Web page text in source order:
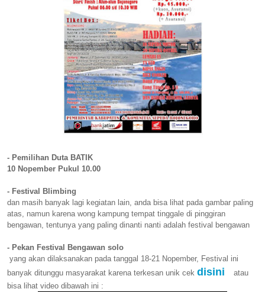
- Pemilihan Duta BATIK
10 Nopember Pukul 10.00
- Festival Blimbing
dan masih banyak lagi kegiatan lain, anda bisa lihat pada gambar paling
atas, namun karena wong kampung tempat tinggale di pinggiran
bengawan, tentunya yang paling dinanti nanti adalah festival bengawan
- Pekan Festival Bengawan solo
yang akan dilaksanakan pada tanggal 18-21 Nopember, Festival ini
banyak ditunggu masyarakat karena terkesan unik cek disini
atau
bisa lihat video dibawah ini :